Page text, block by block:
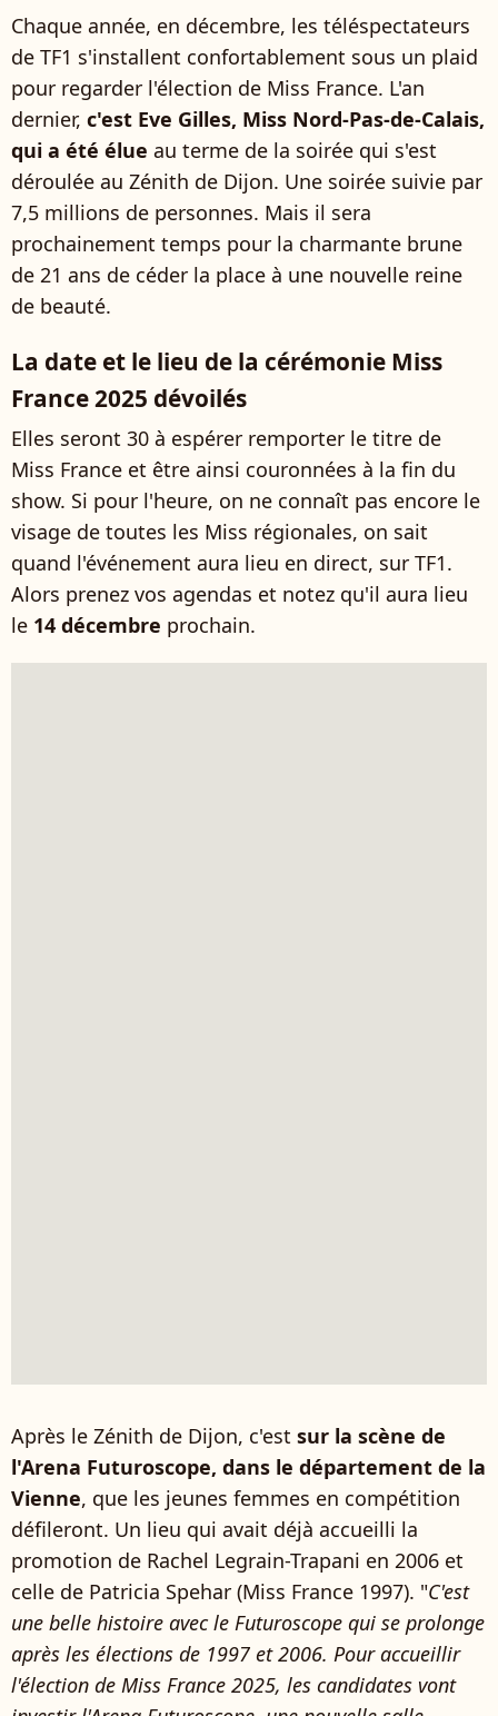
Chaque année, en décembre, les téléspectateurs
de TF1 s'installent confortablement sous un plaid
pour regarder l'élection de Miss France. L'an
dernier, c'est Eve Gilles, Miss Nord-Pas-de-Calais,
qui a été élue au terme de la soirée qui s'est
déroulée au Zénith de Dijon. Une soirée suivie par
7,5 millions de personnes. Mais il sera
prochainement temps pour la charmante brune
de 21 ans de céder la place à une nouvelle reine
de beauté.
La date et le lieu de la cérémonie Miss
France 2025 dévoilés
Elles seront 30 à espérer remporter le titre de
Miss France et être ainsi couronnées à la fin du
show. Si pour l'heure, on ne connaît pas encore le
visage de toutes les Miss régionales, on sait
quand l'événement aura lieu en direct, sur TF1.
Alors prenez vos agendas et notez qu'il aura lieu
le 14 décembre prochain.
Après le Zénith de Dijon, c'est sur la scène de
l'Arena Futuroscope, dans le département de la
Vienne, que les jeunes femmes en compétition
défileront. Un lieu qui avait déjà accueilli la
promotion de Rachel Legrain-Trapani en 2006 et
celle de Patricia Spehar (Miss France 1997). "C'est
une belle histoire avec le Futuroscope qui se prolonge
après les élections de 1997 et 2006. Pour accueillir
l'élection de Miss France 2025, les candidates vont